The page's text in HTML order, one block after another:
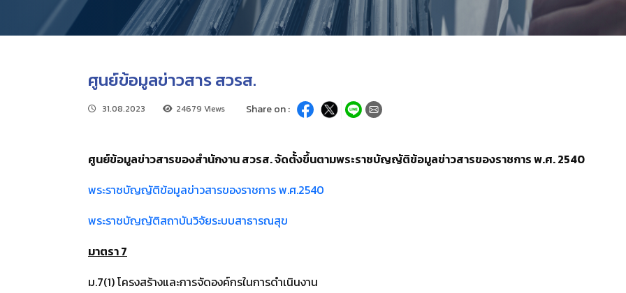
ศูนย์ข้อมูลข่าวสาร สวรส.
31.08.2023 24679 Views Share on :
ศูนย์ข้อมูลข่าวสารของสำนักงาน สวรส. จัดตั้งขึ้นตามพระราชบัญญัติข้อมูลข่าวสารของราชการ พ.ศ. 2540
พระราชบัญญัติข้อมูลข่าวสารของราชการ พ.ศ.2540
พระราชบัญญัติสถาบันวิจัยระบบสาธารณสุข
มาตรา 7
ม.7(1) โครงสร้างและการจัดองค์กรในการดำเนินงาน